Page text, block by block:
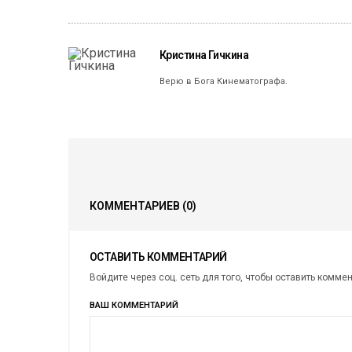
Кристина Гичкина
Верю в Бога Кинематографа.
КОММЕНТАРИЕВ (0)
ОСТАВИТЬ КОММЕНТАРИЙ
Войдите через соц. сеть для того, чтобы оставить
ВАШ КОММЕНТАРИЙ